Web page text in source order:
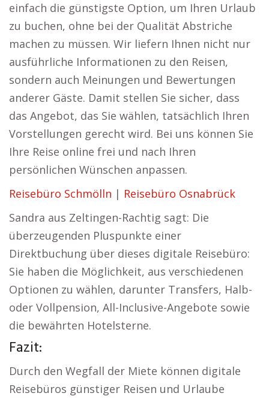
einfach die günstigste Option, um Ihren Urlaub
zu buchen, ohne bei der Qualität Abstriche
machen zu müssen. Wir liefern Ihnen nicht nur
ausführliche Informationen zu den Reisen,
sondern auch Meinungen und Bewertungen
anderer Gäste. Damit stellen Sie sicher, dass
das Angebot, das Sie wählen, tatsächlich Ihren
Vorstellungen gerecht wird. Bei uns können Sie
Ihre Reise online frei und nach Ihren
persönlichen Wünschen anpassen.
Reisebüro Schmölln | Reisebüro Osnabrück
Sandra aus Zeltingen-Rachtig sagt: Die
überzeugenden Pluspunkte einer
Direktbuchung über dieses digitale Reisebüro:
Sie haben die Möglichkeit, aus verschiedenen
Optionen zu wählen, darunter Transfers, Halb-
oder Vollpension, All-Inclusive-Angebote sowie
die bewährten Hotelsterne.
Fazit:
Durch den Wegfall der Miete können digitale
Reisebüros günstiger Reisen und Urlaube